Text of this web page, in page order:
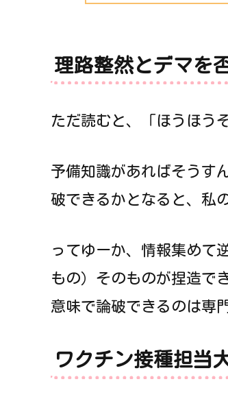
理路整然とデマを
ただ読むと、「ほうほう
予備知識があればそうす
破できるかとなると、私
ってゆーか、情報集めて
もの）そのものが捏造で
意味で論破できるのは専
ワクチン接種担当